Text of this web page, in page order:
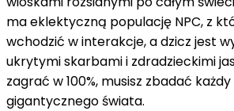
ma eklektyczną populację NPC, z
wchodzić w interakcje, a dzicz jest
ukrytymi skarbami i zdradzieckimi
zagrać w 100%, musisz zbadać
gigantycznego świata.